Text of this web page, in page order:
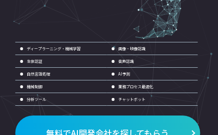
ディープラーニング・機械学習 画像・映像認識
生体認証 音声認識
自然言語処理 AI予測
機械制御 業務プロセス最適化
分析ツール チャットボット